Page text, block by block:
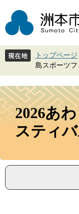
ジ
先
ュ
を
て
本
トップページ
島スポーツ
本
文
2026あ
スティ